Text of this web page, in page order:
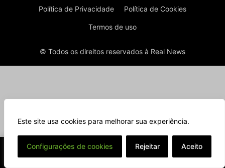
Este site usa cookies para melhorar sua experiência.
Configurações de cookies Rejeitar Aceito
Política de Privacidade Política de Cookies
Termos de uso
© Todos os direitos reservados à Real News